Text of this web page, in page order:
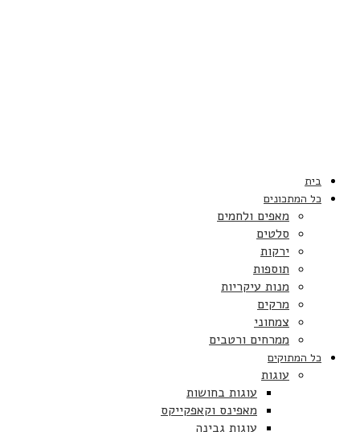
בית
כל המתכונים
מאפים ולחמים
סלטים
ירקות
תוספות
מנות עיקריות
מרקים
צמחוני
ממרחים ורטבים
כל המתוקים
עוגות
עוגות בחושות
מאפינס וקאפקייקס
עוגות גבינה